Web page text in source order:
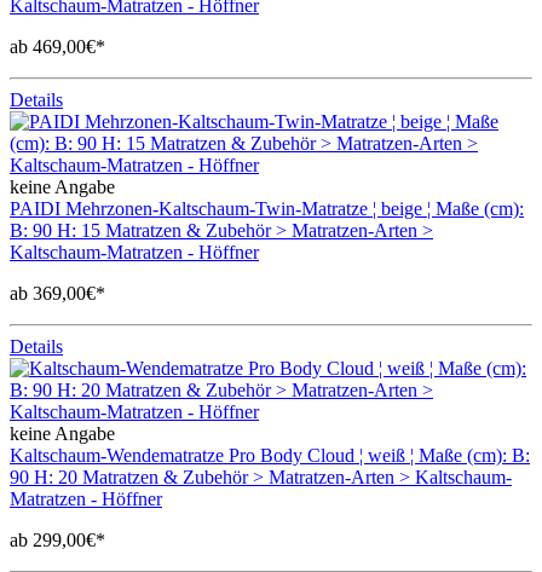
Kaltschaum-Matratzen - Höffner
ab 469,00€*
Details
keine Angabe
PAIDI Mehrzonen-Kaltschaum-Twin-Matratze ¦ beige ¦ Maße (cm):
B: 90 H: 15 Matratzen & Zubehör > Matratzen-Arten >
Kaltschaum-Matratzen - Höffner
ab 369,00€*
Details
keine Angabe
Kaltschaum-Wendematratze Pro Body Cloud ¦ weiß ¦ Maße (cm): B:
90 H: 20 Matratzen & Zubehör > Matratzen-Arten > Kaltschaum-
Matratzen - Höffner
ab 299,00€*